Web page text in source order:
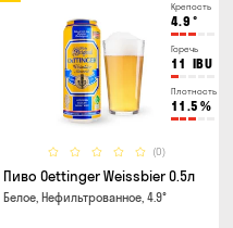
Крепость
4.9 °
Горечь
11 IBU
Плотность
11.5 %
(0)
Пиво Oettinger Weissbier 0.5л
Белое, Нефильтрованное, 4.9°